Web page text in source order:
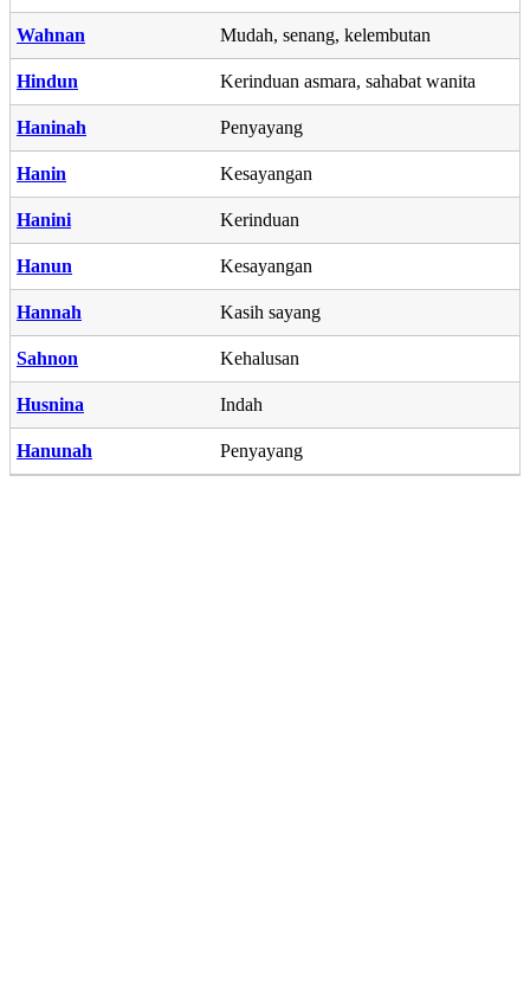
Wahnan Mudah, senang, kelembutan
Hindun Kerinduan asmara, sahabat wanita
Haninah Penyayang
Hanin Kesayangan
Hanini Kerinduan
Hanun Kesayangan
Hannah Kasih sayang
Sahnon Kehalusan
Husnina Indah
Hanunah Penyayang